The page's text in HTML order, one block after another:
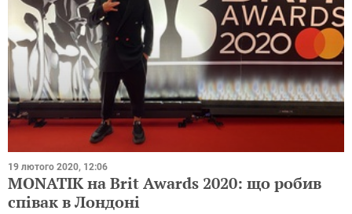
19 лютого 2020, 12:06
MONATIK на Brit Awards 2020: що робив
співак в Лондоні